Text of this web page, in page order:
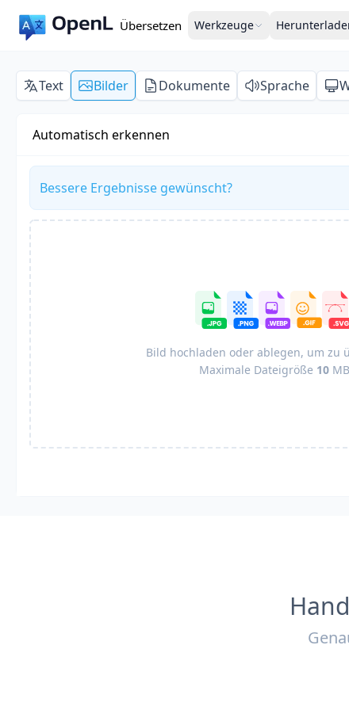
Übersetzen Werkzeuge
Text Bilder Dokumente Sprache
Automatisch erkennen
Bessere Ergebnisse gewünscht?
Bild hochladen oder ablegen, um zu
Maximale Dateigröße 10 MB